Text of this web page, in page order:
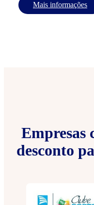
Mais informações
Empresas
desconto